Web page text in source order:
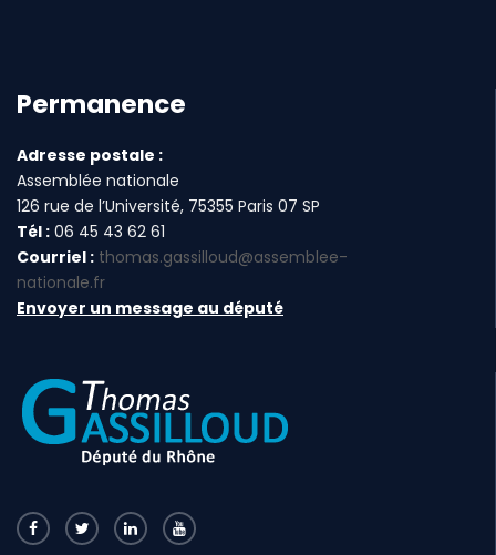
Permanence
Adresse postale :
Assemblée nationale
126 rue de l’Université, 75355 Paris 07 SP
Tél : 06 45 43 62 61
Courriel : thomas.gassilloud@assemblee-
nationale.fr
Envoyer un message au député